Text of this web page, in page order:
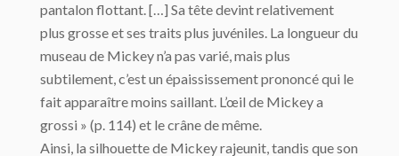
pantalon flottant. […] Sa tête devint relativement
plus grosse et ses traits plus juvéniles. La longueur du
museau de Mickey n’a pas varié, mais plus
subtilement, c’est un épaississement prononcé qui le
fait apparaître moins saillant. L’œil de Mickey a
grossi » (p. 114) et le crâne de même.
Ainsi, la silhouette de Mickey rajeunit, tandis que son